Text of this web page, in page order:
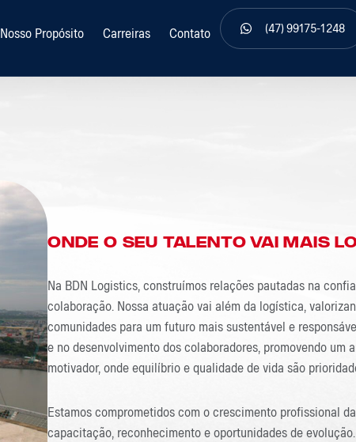
Nosso Propósito Carreiras Contato (47) 99175-1248
Junte-Se À BDN:
ONDE O SEU TALENTO VAI MAIS
Na BDN Logistics, construímos relações pautadas na
colaboração. Nossa atuação vai além da logística,
comunidades para um futuro mais sustentável e
e no desenvolvimento dos colaboradores, promovendo um
motivador, onde equilíbrio e qualidade de vida são
Estamos comprometidos com o crescimento profissional
capacitação, reconhecimento e oportunidades de